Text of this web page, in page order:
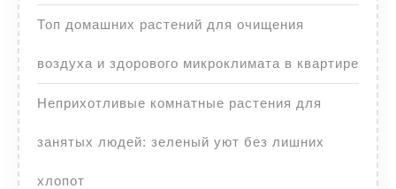
Топ домашних растений для очищения
воздуха и здорового микроклимата в квартире
Неприхотливые комнатные растения для
занятых людей: зеленый уют без лишних
хлопот